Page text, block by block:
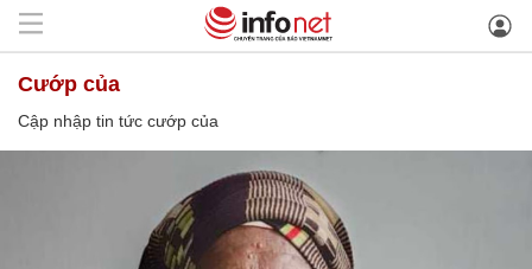
cướp của
Cập nhập tin tức cướp của